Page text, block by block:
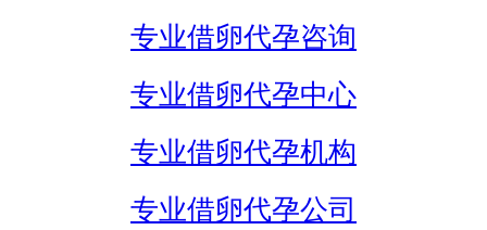
专业借卵代孕咨询
专业借卵代孕中心
专业借卵代孕机构
专业借卵代孕公司